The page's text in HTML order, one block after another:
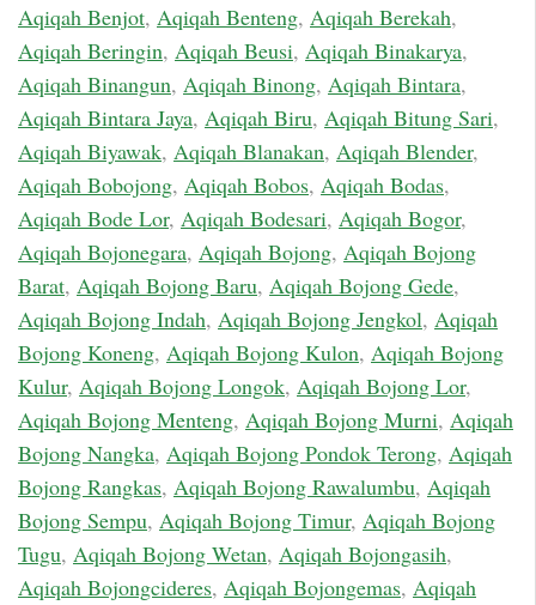
Aqiqah Benjot, Aqiqah Benteng, Aqiqah Berekah,
Aqiqah Beringin, Aqiqah Beusi, Aqiqah Binakarya,
Aqiqah Binangun, Aqiqah Binong, Aqiqah Bintara,
Aqiqah Bintara Jaya, Aqiqah Biru, Aqiqah Bitung Sari,
Aqiqah Biyawak, Aqiqah Blanakan, Aqiqah Blender,
Aqiqah Bobojong, Aqiqah Bobos, Aqiqah Bodas,
Aqiqah Bode Lor, Aqiqah Bodesari, Aqiqah Bogor,
Aqiqah Bojonegara, Aqiqah Bojong, Aqiqah Bojong
Barat, Aqiqah Bojong Baru, Aqiqah Bojong Gede,
Aqiqah Bojong Indah, Aqiqah Bojong Jengkol, Aqiqah
Bojong Koneng, Aqiqah Bojong Kulon, Aqiqah Bojong
Kulur, Aqiqah Bojong Longok, Aqiqah Bojong Lor,
Aqiqah Bojong Menteng, Aqiqah Bojong Murni, Aqiqah
Bojong Nangka, Aqiqah Bojong Pondok Terong, Aqiqah
Bojong Rangkas, Aqiqah Bojong Rawalumbu, Aqiqah
Bojong Sempu, Aqiqah Bojong Timur, Aqiqah Bojong
Tugu, Aqiqah Bojong Wetan, Aqiqah Bojongasih,
Aqiqah Bojongcideres, Aqiqah Bojongemas, Aqiqah